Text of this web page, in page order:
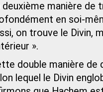
deuxième manière de
en soi-
on trouve le Divin,
».
double manière de
lequel le Divin